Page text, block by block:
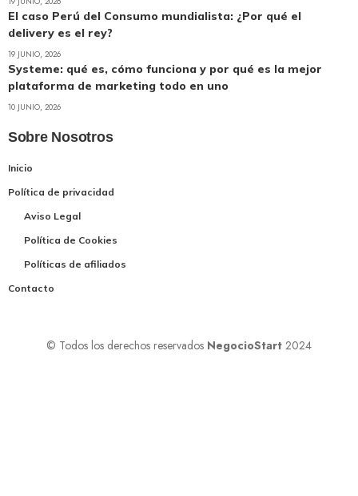
El caso Perú del Consumo mundialista: ¿Por qué el
delivery es el rey?
19 JUNIO, 2026
Systeme: qué es, cómo funciona y por qué es la mejor
plataforma de marketing todo en uno
10 JUNIO, 2026
Sobre Nosotros
Inicio
Política de privacidad
Aviso Legal
Política de Cookies
Políticas de afiliados
Contacto
© Todos los derechos reservados NegocioStart 2024